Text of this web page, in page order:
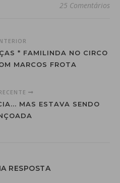
25 Comentários
* FAMILINDA NO CIRCO
MARCOS FROTA
MAS ESTAVA SENDO
RESPOSTA